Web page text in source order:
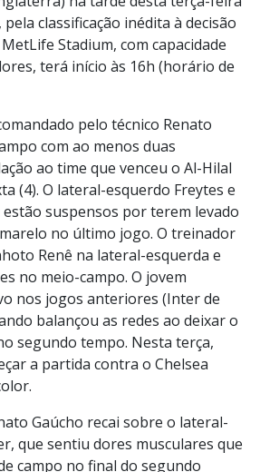
nas semifinais do Mundial de
Unidos, o Fluminense
na tarde desta terça-feira
classificação inédita à decisão
Stadium, com capacidade
terá início às 16h (horário de
pelo técnico Renato
com ao menos duas
ao time que venceu o Al-Hilal
(4). O lateral-esquerdo Freytes e
suspensos por terem levado
no último jogo. O treinador
Renê na lateral-esquerda e
no meio-campo. O jovem
nos jogos anteriores (Inter de
balançou as redes ao deixar o
segundo tempo. Nesta terça,
a partida contra o Chelsea